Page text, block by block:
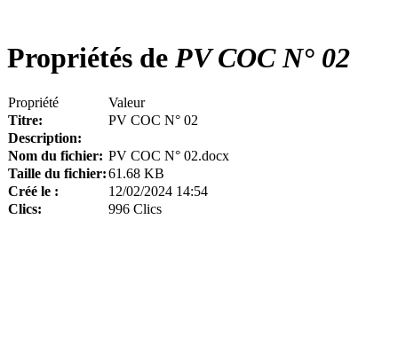
Propriétés de PV COC N° 02
Propriété
Valeur
Titre:
PV COC N° 02
Description:
Nom du fichier: PV COC N° 02.docx
Taille du fichier:61.68 KB
Créé le :
12/02/2024 14:54
Clics:
996 Clics